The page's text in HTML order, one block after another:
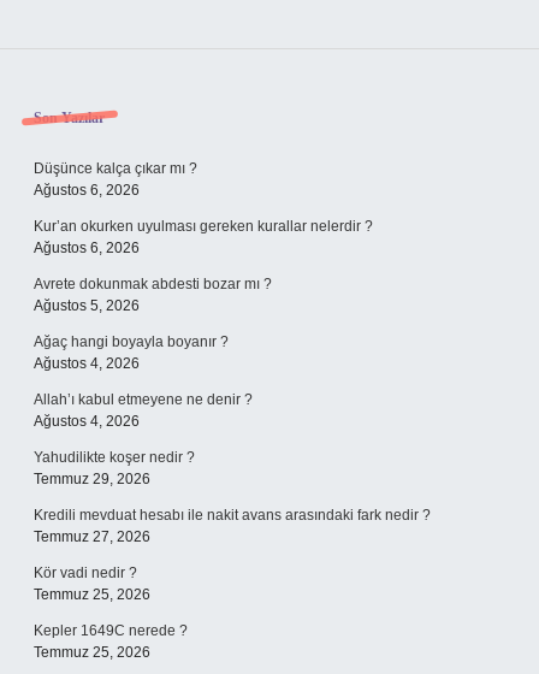
Sidebar
Son Yazılar
Düşünce kalça çıkar mı ?
Ağustos 6, 2026
Kur’an okurken uyulması gereken kurallar nelerdir ?
Ağustos 6, 2026
Avrete dokunmak abdesti bozar mı ?
Ağustos 5, 2026
Ağaç hangi boyayla boyanır ?
Ağustos 4, 2026
Allah’ı kabul etmeyene ne denir ?
Ağustos 4, 2026
Yahudilikte koşer nedir ?
Temmuz 29, 2026
Kredili mevduat hesabı ile nakit avans arasındaki fark nedir ?
Temmuz 27, 2026
Kör vadi nedir ?
Temmuz 25, 2026
Kepler 1649C nerede ?
Temmuz 25, 2026